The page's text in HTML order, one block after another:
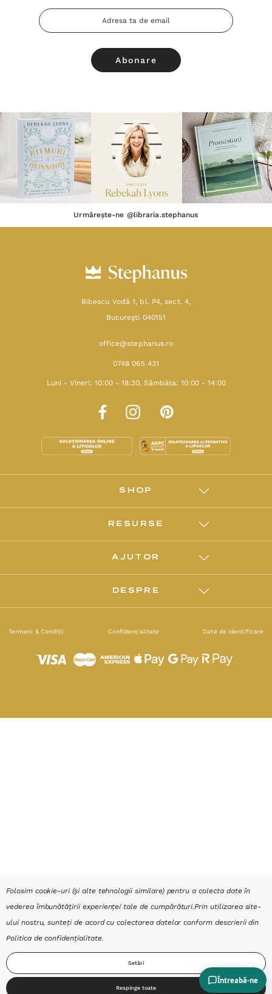
Adresa
Email
Urmărește-ne @libraria.stephanus
Bibescu Vodă 1, bl. P4, sect. 4,
Bucureşti 040151
office@stephanus.ro
0748 065 431
Luni - Vineri: 10:00 - 18:30, Sâmbăta: 10:00 - 14:00
SHOP
RESURSE
AJUTOR
DESPRE
Termeni & Condiții Confidențialitate Date de identificare
Folosim cookie-uri (și alte tehnologii similare) pentru a colecta date în
vederea îmbunătățirii experienței tale de cumpărături.Prin utilizarea site-
ului nostru, sunteți de acord cu colectarea datelor conform descrierii din
Politica de confidențialitate.
Setări
Respinge toate